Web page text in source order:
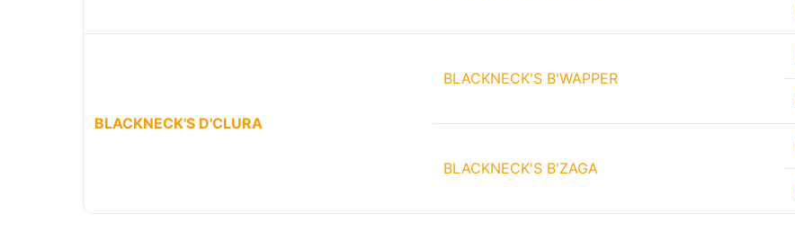
BLACKNECK'S D'CLURA
BLACKNECK'S B'WAPPER
BLACKNECK'S B'ZAGA